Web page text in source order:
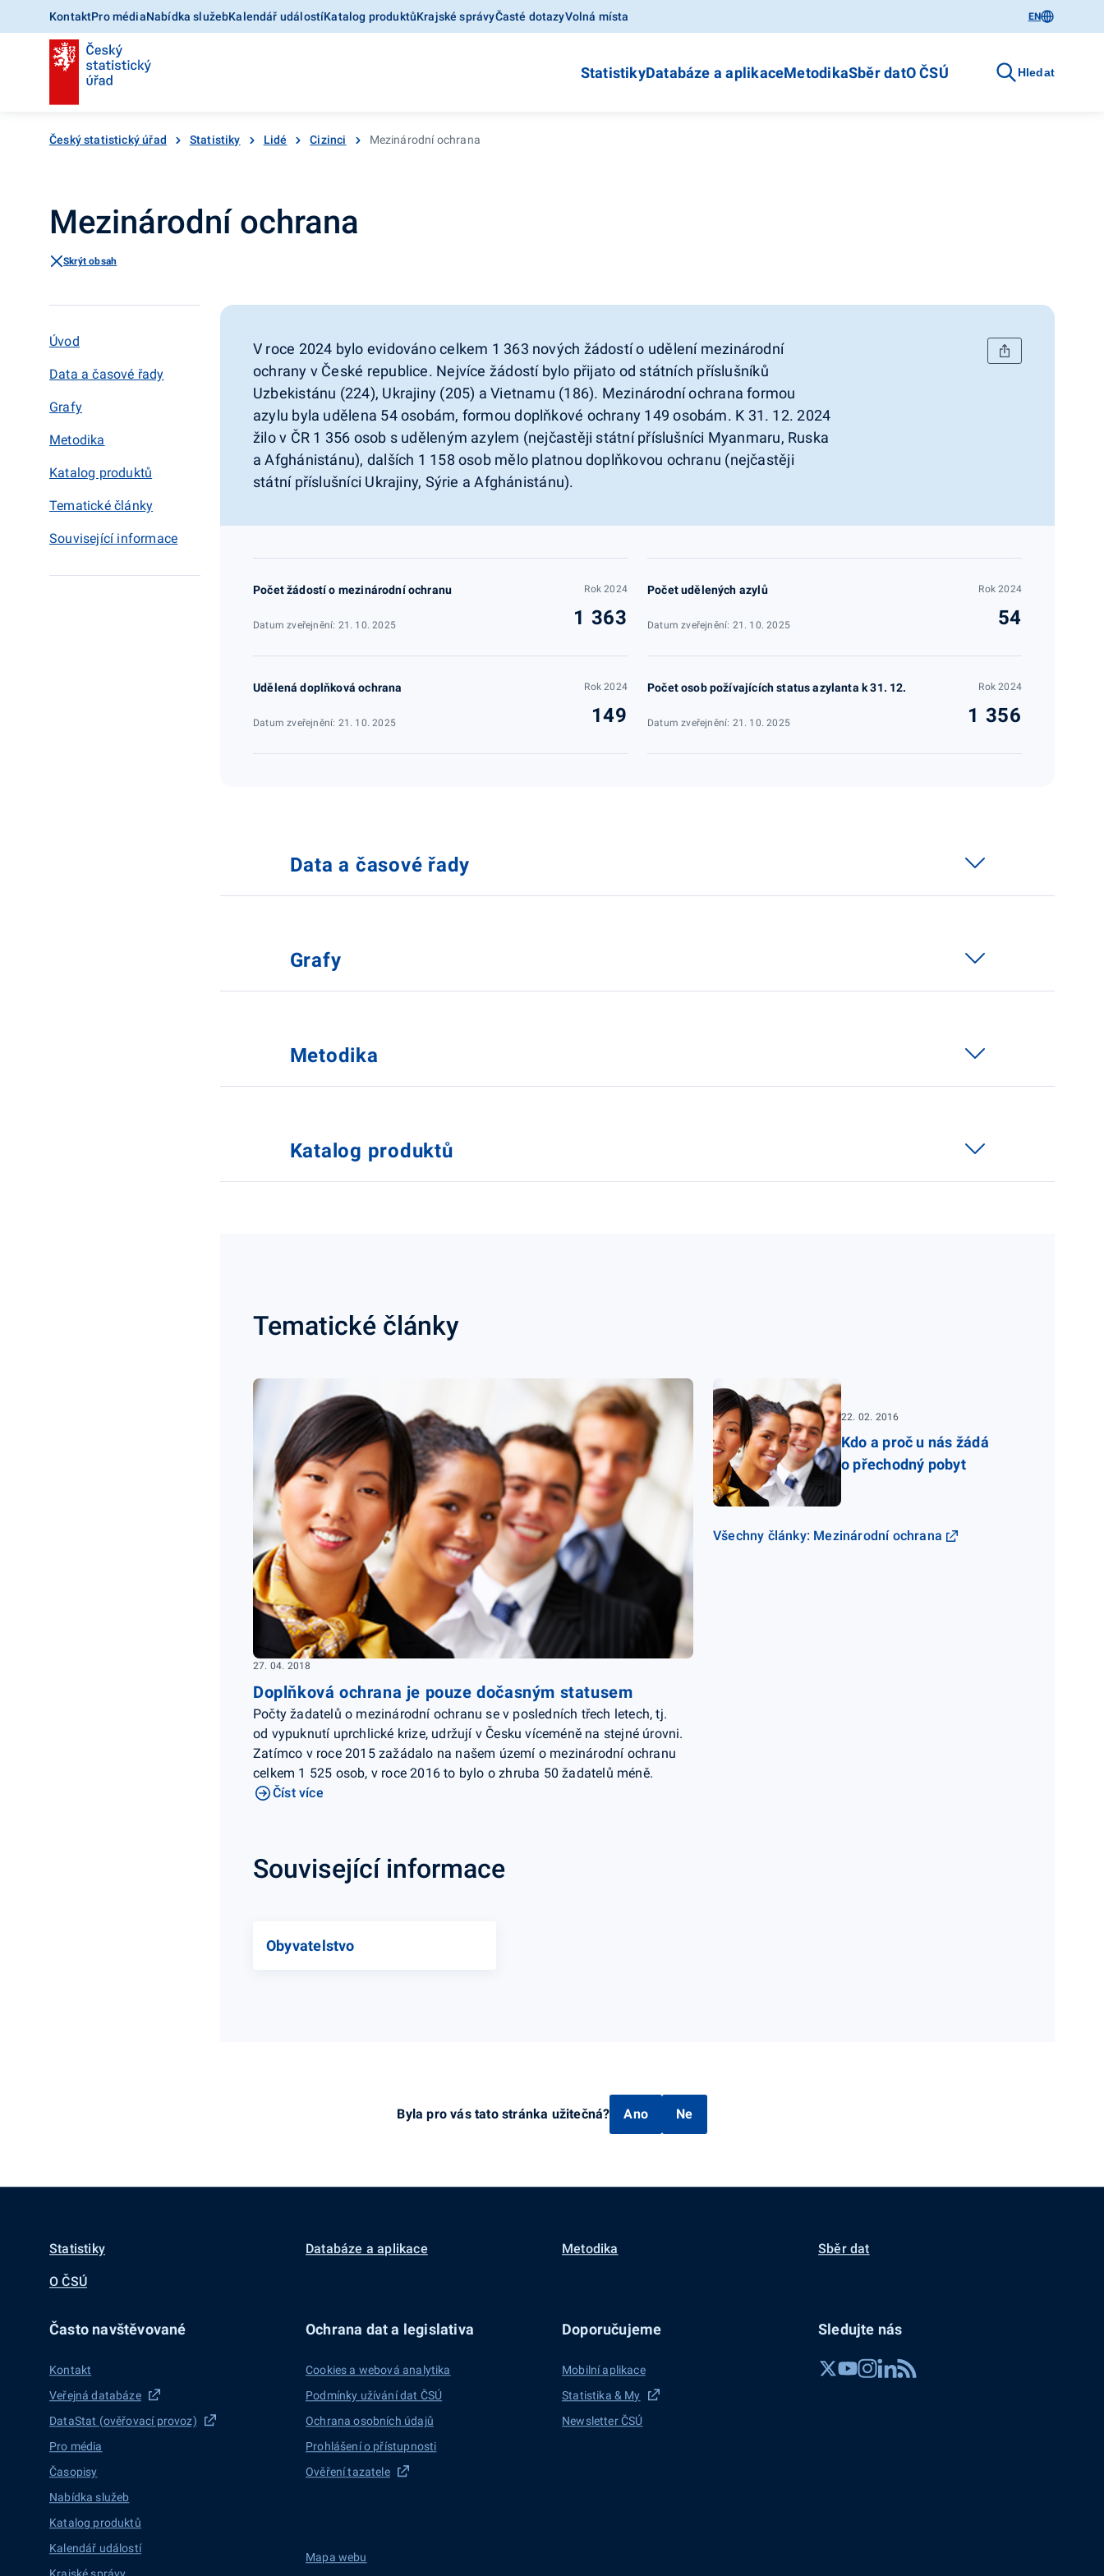
KontaktPro médiaNabídka služebKalendář událostíKatalog produktůKrajské správyČasté dotazyVolná místa EN
StatistikyDatabáze a aplikaceMetodikaSběr datO ČSÚ Hledat
Český statistický úřad Statistiky Lidé Cizinci Mezinárodní ochrana
Mezinárodní ochrana
Skrýt obsah
Úvod
Data a časové řady
Grafy
Metodika
Katalog produktů
Tematické články
Související informace
V roce 2024 bylo evidováno celkem 1 363 nových žádostí o udělení mezinárodní
ochrany v České republice. Nejvíce žádostí bylo přijato od státních příslušníků
Uzbekistánu (224), Ukrajiny (205) a Vietnamu (186). Mezinárodní ochrana formou
azylu byla udělena 54 osobám, formou doplňkové ochrany 149 osobám. K 31. 12. 2024
žilo v ČR 1 356 osob s uděleným azylem (nejčastěji státní příslušníci Myanmaru, Ruska
a Afghánistánu), dalších 1 158 osob mělo platnou doplňkovou ochranu (nejčastěji
státní příslušníci Ukrajiny, Sýrie a Afghánistánu).
Počet žádostí o mezinárodní ochranu
Datum zveřejnění: 21. 10. 2025
Rok 2024
1 363
Počet udělených azylů
Datum zveřejnění: 21. 10. 2025
Rok 2024
54
Udělená doplňková ochrana
Datum zveřejnění: 21. 10. 2025
Rok 2024
149
Počet osob požívajících status azylanta k 31. 12.
Datum zveřejnění: 21. 10. 2025
Rok 2024
1 356
Data a časové řady
Grafy
Metodika
Katalog produktů
Tematické články
27. 04. 2018
Doplňková ochrana je pouze dočasným statusem
Počty žadatelů o mezinárodní ochranu se v posledních třech letech, tj.
od vypuknutí uprchlické krize, udržují v Česku víceméně na stejné úrovni.
Zatímco v roce 2015 zažádalo na našem území o mezinárodní ochranu
celkem 1 525 osob, v roce 2016 to bylo o zhruba 50 žadatelů méně.
Číst více
22. 02. 2016
Kdo a proč u nás žádá
o přechodný pobyt
Všechny články: Mezinárodní ochrana
Související informace
Obyvatelstvo
Byla pro vás tato stránka užitečná? Ano Ne
Statistiky Databáze a aplikace Metodika Sběr dat
O ČSÚ
Často navštěvované
Kontakt
Veřejná databáze
DataStat (ověřovací provoz)
Pro média
Časopisy
Nabídka služeb
Katalog produktů
Kalendář událostí
Ochrana dat a legislativa
Cookies a webová analytika
Podmínky užívání dat ČSÚ
Ochrana osobních údajů
Prohlášení o přístupnosti
Ověření tazatele
Mapa webu
Doporučujeme
Mobilní aplikace
Statistika & My
Newsletter ČSÚ
Sledujte nás